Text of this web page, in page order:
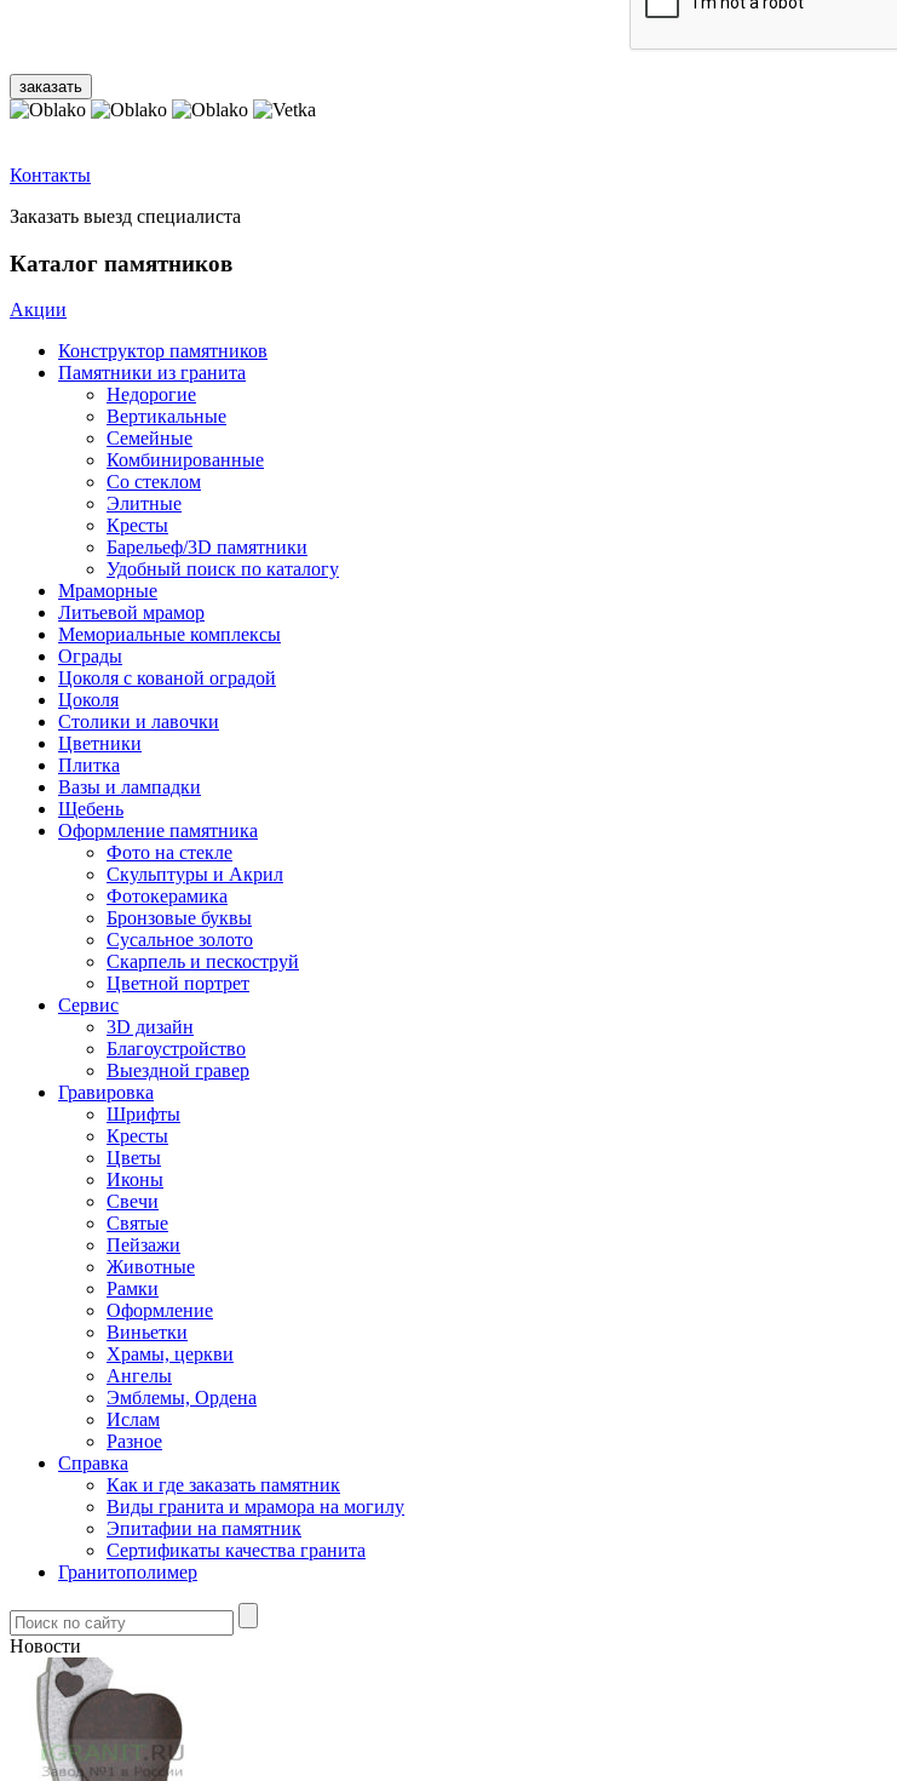
Контакты
Заказать выезд специалиста
Каталог памятников
Акции
Конструктор памятников
Памятники из гранита
Недорогие
Вертикальные
Семейные
Комбинированные
Со стеклом
Элитные
Кресты
Барельеф/3D памятники
Удобный поиск по каталогу
Мраморные
Литьевой мрамор
Мемориальные комплексы
Ограды
Цоколя с кованой оградой
Цоколя
Столики и лавочки
Цветники
Плитка
Вазы и лампадки
Щебень
Оформление памятника
Фото на стекле
Скульптуры и Акрил
Фотокерамика
Бронзовые буквы
Сусальное золото
Скарпель и пескоструй
Цветной портрет
Сервис
3D дизайн
Благоустройство
Выездной гравер
Гравировка
Шрифты
Кресты
Цветы
Иконы
Свечи
Святые
Пейзажи
Животные
Рамки
Оформление
Виньетки
Храмы, церкви
Ангелы
Эмблемы, Ордена
Ислам
Разное
Справка
Как и где заказать памятник
Виды гранита и мрамора на могилу
Эпитафии на памятник
Сертификаты качества гранита
Гранитополимер
Новости